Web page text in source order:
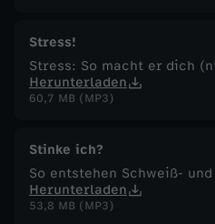
Stress!
Stress: So macht er dich
Herunterladen
60,7 MB (MP3)
Stinke ich?
So entstehen Schweiß-
Herunterladen
53,8 MB (MP3)